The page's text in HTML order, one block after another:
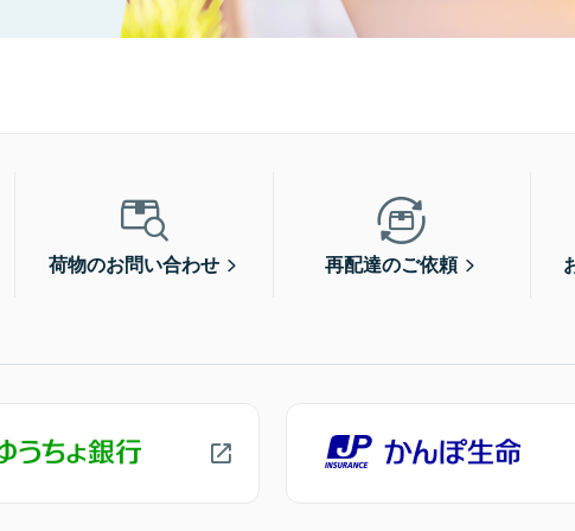
荷物のお問い合わせ 再配達のご依頼